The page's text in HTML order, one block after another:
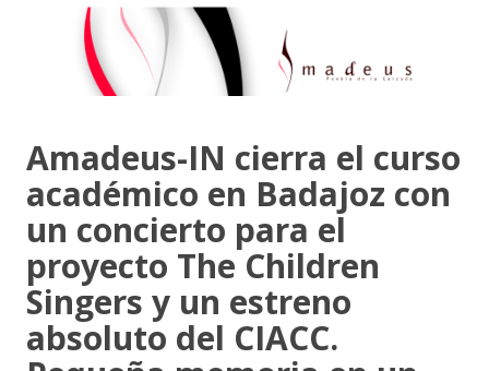
Amadeus-IN cierra el curso
académico en Badajoz con
un concierto para el
proyecto The Children
Singers y un estreno
absoluto del CIACC.